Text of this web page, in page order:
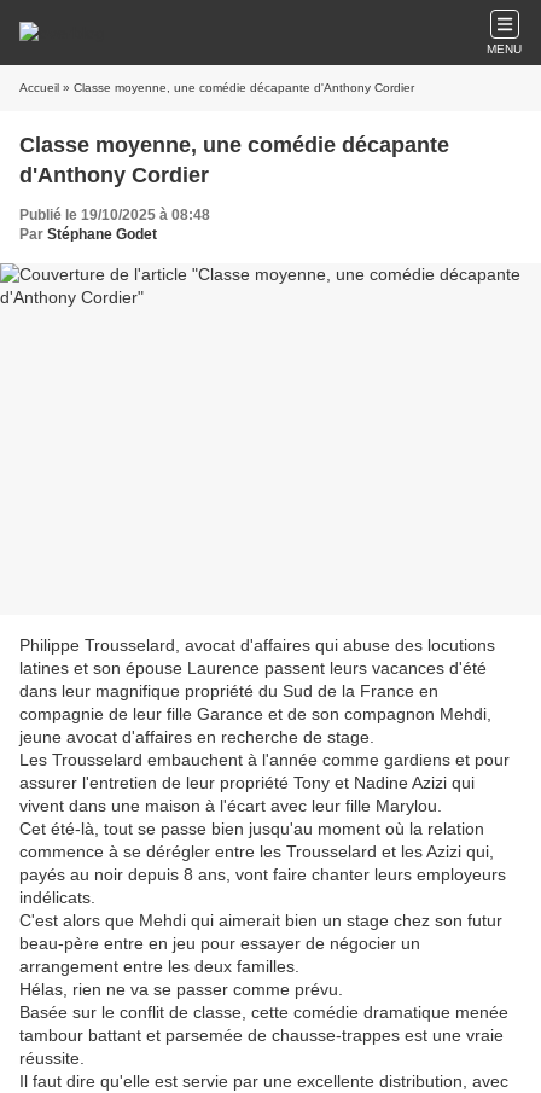
MENU
Accueil » Classe moyenne, une comédie décapante d'Anthony Cordier
Classe moyenne, une comédie décapante
d'Anthony Cordier
Publié le 19/10/2025 à 08:48
Par Stéphane Godet
Philippe Trousselard, avocat d'affaires qui abuse des locutions
latines et son épouse Laurence passent leurs vacances d'été
dans leur magnifique propriété du Sud de la France en
compagnie de leur fille Garance et de son compagnon Mehdi,
jeune avocat d'affaires en recherche de stage.
Les Trousselard embauchent à l'année comme gardiens et pour
assurer l'entretien de leur propriété Tony et Nadine Azizi qui
vivent dans une maison à l'écart avec leur fille Marylou.
Cet été-là, tout se passe bien jusqu'au moment où la relation
commence à se dérégler entre les Trousselard et les Azizi qui,
payés au noir depuis 8 ans, vont faire chanter leurs employeurs
indélicats.
C'est alors que Mehdi qui aimerait bien un stage chez son futur
beau-père entre en jeu pour essayer de négocier un
arrangement entre les deux familles.
Hélas, rien ne va se passer comme prévu.
Basée sur le conflit de classe, cette comédie dramatique menée
tambour battant et parsemée de chausse-trappes est une vraie
réussite.
Il faut dire qu'elle est servie par une excellente distribution, avec